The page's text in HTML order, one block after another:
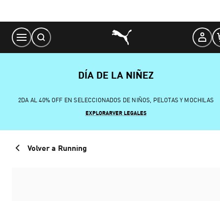
Content
DÍA DE LA NIÑEZ
2DA AL 40% OFF EN SELECCIONADOS DE NIÑOS, PELOTAS Y MOCHILAS
EXPLORARVER LEGALES
Volver a Running